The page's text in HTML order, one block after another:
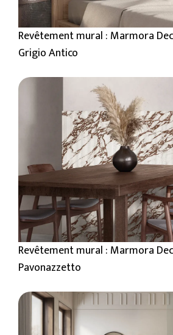
Revêtement mural : Marmora
Grigio Antico
Revêtement mural : Marmora
Pavonazzetto